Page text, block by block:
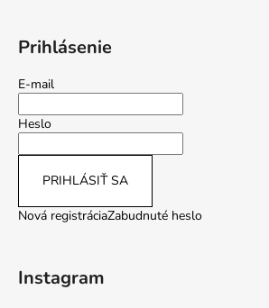
Prihlásenie
E-mail
Heslo
PRIHLÁSIŤ SA
Nová registráciaZabudnuté heslo
Instagram